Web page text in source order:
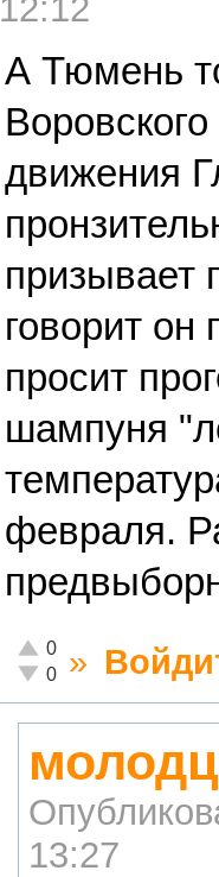
12:12
А Тюмень
движения
призывает
говорит он
просит
шампуня
февраля.
Отлично!
0
Неадекватно!
0 »
13:27